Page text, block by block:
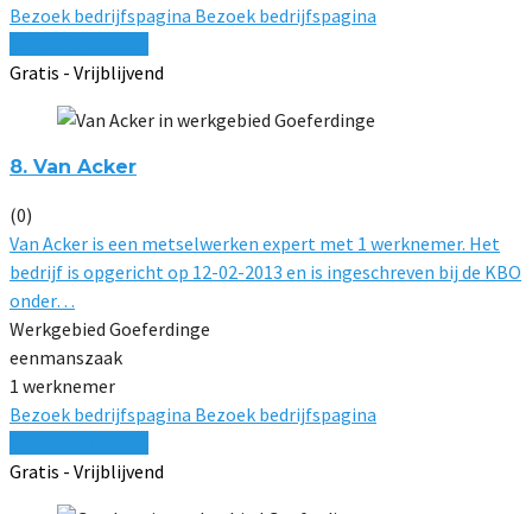
Bezoek bedrijfspagina Bezoek bedrijfspagina
Gratis - Vrijblijvend
8. Van Acker
(0)
Van Acker is een metselwerken expert met 1 werknemer. Het
bedrijf is opgericht op 12-02-2013 en is ingeschreven bij de KBO
onder…
Werkgebied Goeferdinge
eenmanszaak
1 werknemer
Bezoek bedrijfspagina Bezoek bedrijfspagina
Gratis - Vrijblijvend